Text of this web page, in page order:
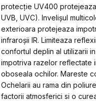
protecţie UV400
UVB, UVC). Invelişul
exterioara protejeaza
infraroşii IR. Limiteaza
confortul deplin al utilizarii
impotriva razelor reflectate
oboseala ochilor. Mareste
Ochelarii au rama din
factorii atmosferici si o